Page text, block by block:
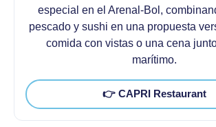
especial en el Arenal-Bol,
pescado y sushi en una propuesta
comida con vistas o una cena
marítimo.
👉 CAPRI Restaurant